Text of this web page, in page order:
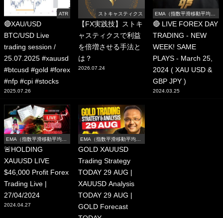
ATR
🔴XAU/USD
BTC/USD Live
trading session /
25.07.2025 #xauusd
#btcusd #gold #forex
#nfp #cpi #stocks
2025.07.26
ストキャスティクス
【FX実践技】ストキ
ャスティクスで利益
を倍増させる手法と
は？
2026.07.24
EMA（指数平滑移動平均
線）
🔴 LIVE FOREX DAY
TRADING - NEW
WEEK! SAME
PLAYS - March 25,
2024 ( XAU USD &
GBP JPY )
2024.03.25
EMA（指数平滑移動平均
線）
🚨HOLDING
XAUUSD LIVE
$46,000 Profit Forex
Trading Live |
27/04/2024
2024.04.27
EMA（指数平滑移動平均
線）
GOLD XAUUSD
Trading Strategy
TODAY 29 AUG |
XAUUSD Analysis
TODAY 29 AUG |
GOLD Forecast